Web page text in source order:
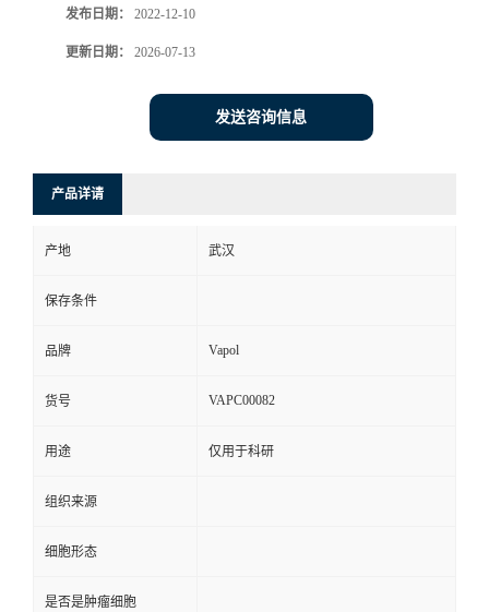
发布日期： 2022-12-10
更新日期： 2026-07-13
发送咨询信息
产品详请
产地 武汉
保存条件
品牌 Vapol
货号 VAPC00082
用途 仅用于科研
组织来源
细胞形态
是否是肿瘤细胞